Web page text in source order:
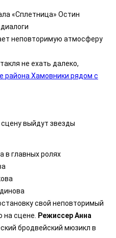
«Сплетница» Остин
неповторимую атмосферу
не ехать далеко,
района Хамовники рядом с
выйдут звезды
в главных ролях
свой неповторимый
на сцене. Режиссер Анна
бродвейский мюзикл в